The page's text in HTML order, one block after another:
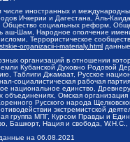
иностранных и
Ичкерии и Дагестана, Аль-
Общество социальных реформ,
аш-Шам, Народное ополчение
Террористическое
organizacii-i-materialy.html
организаций в отношении
Кубанской Духовно Родовой
Таблиги Джамаат, Русское
социалистическая рабочая
национальное единство,
объединениях, Омская
Русского народа
экстремистской
МПГ, Курсом Правды и
Башкорт, Нация и свобода,
данные на 06.08.2021